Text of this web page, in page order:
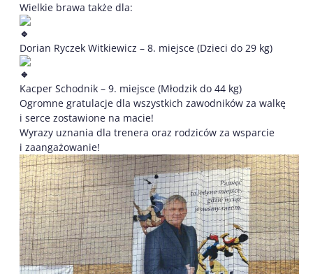
Wielkie brawa także dla:
Dorian Ryczek Witkiewicz – 8. miejsce (Dzieci do 29 kg)
Kacper Schodnik – 9. miejsce (Młodzik do 44 kg)
Ogromne gratulacje dla wszystkich zawodników za walkę
i serce zostawione na macie!
Wyrazy uznania dla trenera oraz rodziców za wsparcie
i zaangażowanie!